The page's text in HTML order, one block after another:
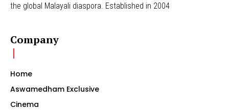
the global Malayali diaspora. Established in 2004
Company
Home
Aswamedham Exclusive
Cinema